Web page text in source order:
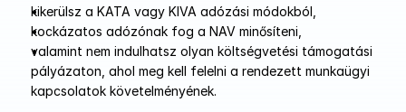
kikerülsz a KATA vagy KIVA adózási módokból,
kockázatos adózónak fog a NAV minősíteni,
valamint nem indulhatsz olyan költségvetési támogatási
pályázaton, ahol meg kell felelni a rendezett munkaügyi
kapcsolatok követelményének.